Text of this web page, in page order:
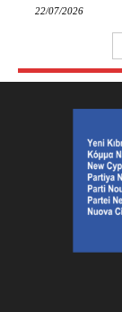
22/07/2026